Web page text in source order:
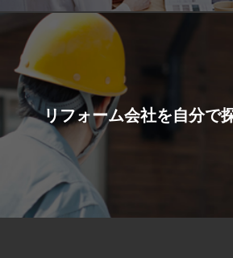
リフォーム会社を自分で